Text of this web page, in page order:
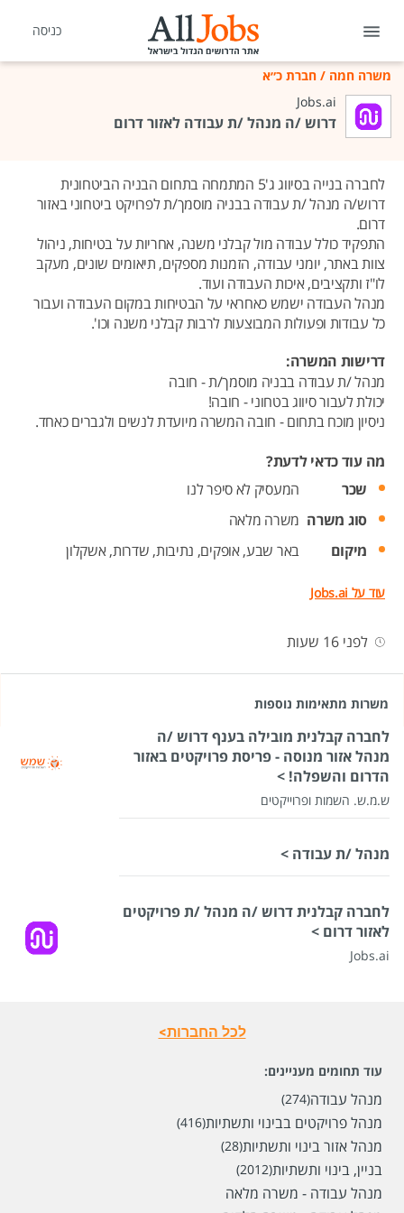
כניסה
משרה חמה / חברת כ״א
Jobs.ai
דרוש /ה מנהל /ת עבודה לאזור דרום
לחברה בנייה בסיווג ג'5 המתמחה בתחום הבניה הביטחונית
דרוש/ה מנהל /ת עבודה בבניה מוסמך/ת לפרויקט ביטחוני באזור
דרום.
התפקיד כולל עבודה מול קבלני משנה, אחריות על בטיחות, ניהול
צוות באתר, יומני עבודה, הזמנות מספקים, תיאומים שונים, מעקב
לו"ז ותקציבים, איכות העבודה ועוד.
מנהל העבודה ישמש כאחראי על הבטיחות במקום העבודה ועבור
כל עבודות ופעולות המבוצעות לרבות קבלני משנה וכו'.
דרישות המשרה:
מנהל /ת עבודה בבניה מוסמך/ת - חובה
יכולת לעבור סיווג בטחוני - חובה!
ניסיון מוכח בתחום - חובה המשרה מיועדת לנשים ולגברים כאחד.
מה עוד כדאי לדעת?
שכר
המעסיק לא סיפר לנו
סוג משרה משרה מלאה
מיקום
באר שבע,אופקים, נתיבות, שדרות,אשקלון
עוד על Jobs.ai
לפני 16 שעות
משרות מתאימות נוספות
לחברה קבלנית מובילה בענף דרוש /ה
מנהל אזור מנוסה - פריסת פרויקטים באזור
הדרום והשפלה! >
ש.מ.ש. השמות ופרוייקטים
מנהל /ת עבודה >
לחברה קבלנית דרוש /ה מנהל /ת פרויקטים
לאזור דרום >
Jobs.ai
לכל החברות>
עוד תחומים מעניינים:
מנהל עבודה(274)
מנהל פרויקטים בבינוי ותשתיות(416)
מנהל אזור בינוי ותשתיות(28)
בניין, בינוי ותשתיות(2012)
מנהל עבודה - משרה מלאה